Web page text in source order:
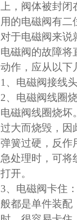
上，阀体被封闭
用的电磁阀有
对于电磁阀来说
电磁阀的故障将
动作，应从以下
1、电磁阀接线
2、电磁阀线圈
电磁阀线圈烧坏
过大而烧毁，
弹簧过硬，反作
急处理时，可将
打开。
3、电磁阀卡住
般都是单件装